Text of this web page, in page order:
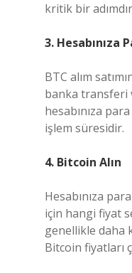
kritik bir
3. Hesabınıza
BTC alım
banka transferi
hesabınıza
işlem süresidir.
4. Bitcoin Alın
Hesabınıza
için hangi fiyat
genellikle daha
Bitcoin fiyatları